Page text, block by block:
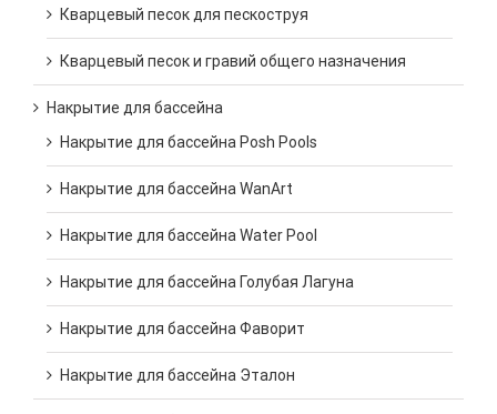
Кварцевый песок для пескоструя
Кварцевый песок и гравий общего назначения
Накрытие для бассейна
Накрытие для бассейна Posh Pools
Накрытие для бассейна WanArt
Накрытие для бассейна Water Pool
Накрытие для бассейна Голубая Лагуна
Накрытие для бассейна Фаворит
Накрытие для бассейна Эталон